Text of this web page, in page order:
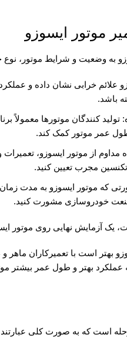
موتور ایسوزو
به وضعیت و شرایط موتور، نوع
علائم خرابی نشان داده و
باشد.
تولید کنندگان موتورها معمولاً
عمر موتور کمک کند.
از موتور ایسوزو،
مجرب تعیین کنید.
موتور ایسوزو به مدت زمان
خودروسازی مشورت کنید.
بهتر است با تعمیرکاران
به عملکرد بهتر و طول عمر بیشتر
است که به صورت کلی عبارتند